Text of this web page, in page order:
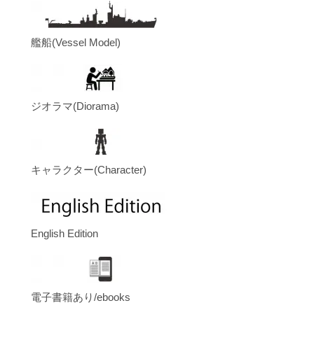
艦船(Vessel Model)
ジオラマ(Diorama)
キャラクター(Character)
English Edition
電子書籍あり/ebooks